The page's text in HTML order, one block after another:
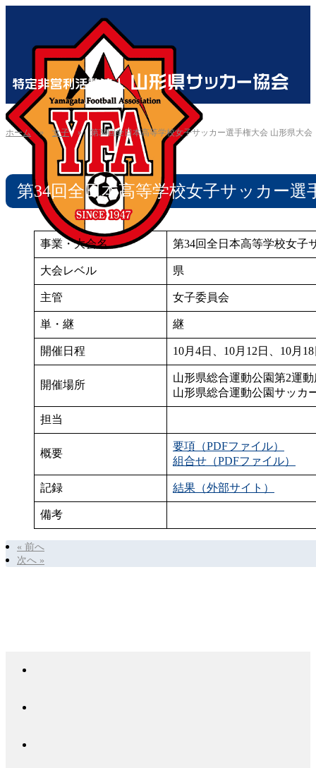
ホーム» 女子» 第34回全日本高等学校女子サッカー選手権大会 山形県大会
第34回全日本高等学校女子サッカー選
事業・大会名 第34回全日本高等学校女子
大会レベル 県
主管 女子委員会
単・継 継
開催日程 10月4日、10月12日、10月
開催場所
山形県総合運動公園第2運
山形県総合運動公園サッカ
担当
概要
要項（PDFファイル）
組合せ（PDFファイル）
記録 結果（外部サイト）
備考
« 前へ
次へ »